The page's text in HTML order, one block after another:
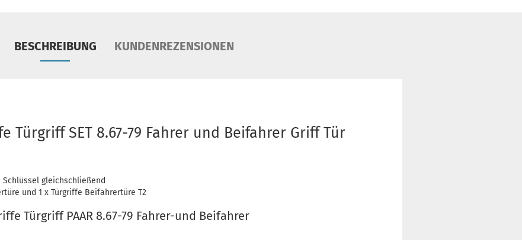
BESCHREIBUNG KUNDENREZENSIONEN
Türgriff SET 8.67-79 Fahrer und Beifahrer Griff Tür
gleichschließend
und 1 x Türgriffe Beifahrertüre T2
Türgriff PAAR 8.67-79 Fahrer-und Beifahrer